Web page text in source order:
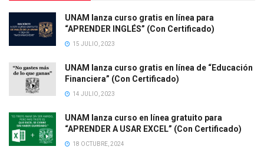
UNAM lanza curso gratis en línea para
“APRENDER INGLÉS” (Con Certificado)
15 JULIO, 2023
UNAM lanza curso gratis en línea de “Educación
Financiera” (Con Certificado)
14 JULIO, 2023
UNAM lanza curso en línea gratuito para
“APRENDER A USAR EXCEL” (Con Certificado)
18 OCTUBRE, 2024